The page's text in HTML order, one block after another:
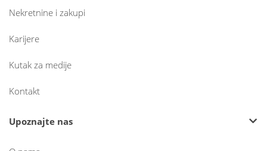
Nekretnine i zakupi
Karijere
Kutak za medije
Kontakt
Upoznajte nas